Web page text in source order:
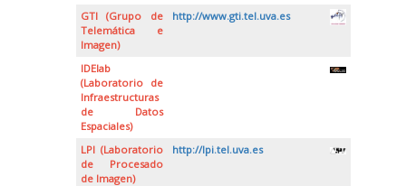
GTI (Grupo de
Telemática e
Imagen)
http://www.gti.tel.uva.es
IDElab
(Laboratorio de
Infraestructuras
de Datos
Espaciales)
LPI (Laboratorio
de Procesado
de Imagen)
http://lpi.tel.uva.es